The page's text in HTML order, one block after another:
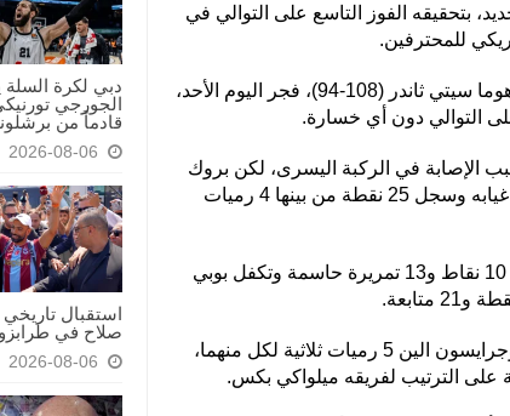
دبي لكرة السلة
الجورجي
قادماً من
2026-08-06
استقبال
صلاح في
2026-08-06
بتحقيقه الفوز التاسع على التوالي في
للمحترفين.
وفاز بكس على أوكلاهوما سيتي ثاندر (108-94)، فجر اليوم الأحد،
التوالي دون أي خسارة.
الإصابة في الركبة اليسرى، لكن بروك
لوبيز نجح في تعويض غيابه وسجل 25 نقطة من بينها 4 رميات
وأضاف جرو هوليداي 10 نقاط و13 تمريرة حاسمة وتكفل بوبي
وأحرز جيفون كارتر وجرايسون الين 5 رميات ثلاثية لكل منهما،